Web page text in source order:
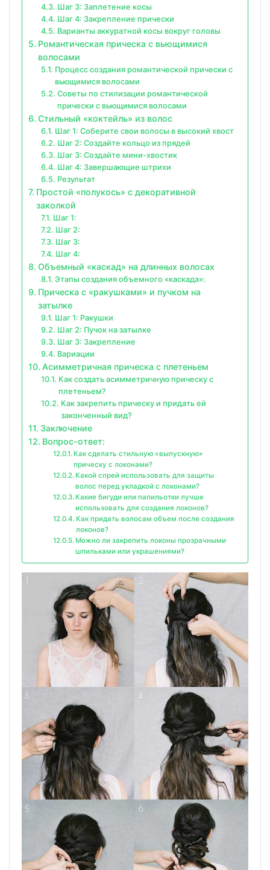
Шаг 3: Заплетение косы
Шаг 4: Закрепление прически
Варианты аккуратной косы вокруг головы
Романтическая прическа с вьющимися
волосами
Процесс создания романтической прически с
вьющимися волосами
Советы по стилизации романтической
прически с вьющимися волосами
Стильный «коктейль» из волос
Шаг 1: Соберите свои волосы в высокий хвост
Шаг 2: Создайте кольцо из прядей
Шаг 3: Создайте мини-хвостик
Шаг 4: Завершающие штрихи
Результат
Простой «полукось» с декоративной
заколкой
Шаг 1:
Шаг 2:
Шаг 3:
Шаг 4:
Объемный «каскад» на длинных волосах
Этапы создания объемного «каскада»:
Прическа с «ракушками» и пучком на
затылке
Шаг 1: Ракушки
Шаг 2: Пучок на затылке
Шаг 3: Закрепление
Вариации
Асимметричная прическа с плетеньем
Как создать асимметричную прическу с
плетеньем?
Как закрепить прическу и придать ей
законченный вид?
Заключение
Вопрос-ответ:
Как сделать стильную «выпускную»
прическу с локонами?
Какой спрей использовать для защиты
волос перед укладкой с локонами?
Какие бигуди или папильотки лучше
использовать для создания локонов?
Как придать волосам объем после создания
локонов?
Можно ли закрепить локоны прозрачными
шпильками или украшениями?